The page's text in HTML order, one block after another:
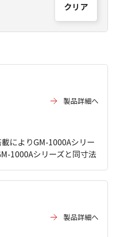
クリア
製品詳細へ
によりGM-1000Aシリー
1000Aシリーズと同寸法
製品詳細へ